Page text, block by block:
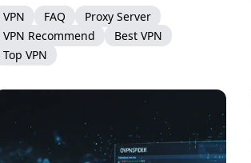
VPN
FAQ
Proxy Server
VPN Recommend
Best VPN
Top VPN